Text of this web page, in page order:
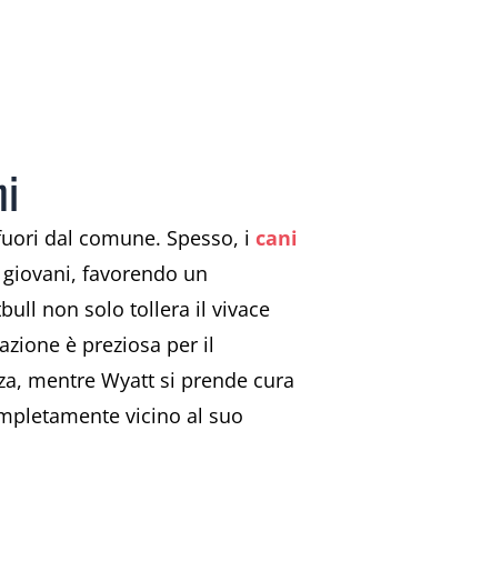
dal comune. Spesso, i cani
favorendo un
non solo tollera il vivace
è preziosa per il
mentre Wyatt si prende cura
vicino al suo